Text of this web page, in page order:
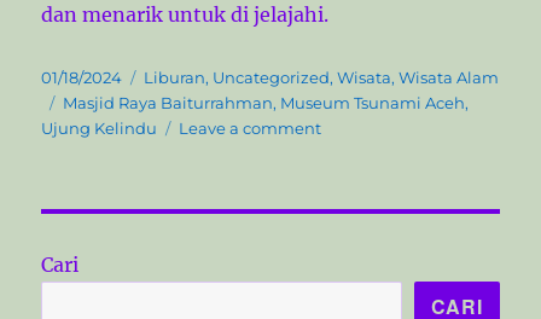
dan menarik untuk di jelajahi.
P
s
n
01/18/2024
C
a
t
e
Liburan, Uncategorized,Wisata,Wisata Alam
T
a
Masjid Raya Baiturrahman, Museum Tsunami Aceh,
Ujung Kelindu
Leave a commento
j
Cari
CARI